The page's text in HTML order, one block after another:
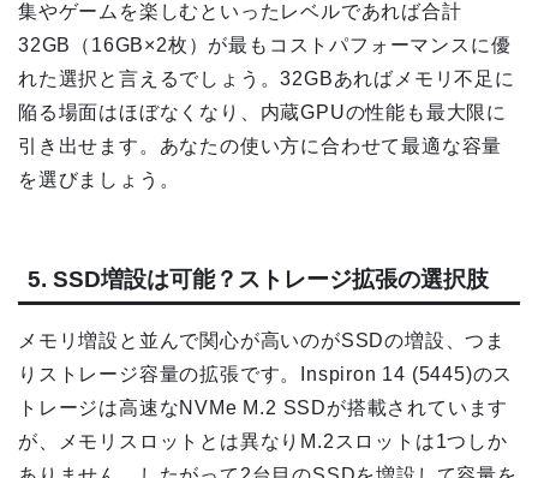
集やゲームを楽しむといったレベルであれば合計
32GB（16GB×2枚）が最もコストパフォーマンスに優
れた選択と言えるでしょう。32GBあればメモリ不足に
陥る場面はほぼなくなり、内蔵GPUの性能も最大限に
引き出せます。あなたの使い方に合わせて最適な容量
を選びましょう。
5. SSD増設は可能？ストレージ拡張の選択肢
メモリ増設と並んで関心が高いのがSSDの増設、つま
りストレージ容量の拡張です。Inspiron 14 (5445)のス
トレージは高速なNVMe M.2 SSDが搭載されています
が、メモリスロットとは異なりM.2スロットは1つしか